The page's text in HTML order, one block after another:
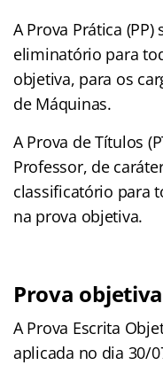
A Prova Prática
eliminatório para
objetiva, para os
de Máquinas.
A Prova de Títulos
Professor, de
classificatório para
na prova objetiva.
Prova objetiva
A Prova Escrita
aplicada no dia 30/